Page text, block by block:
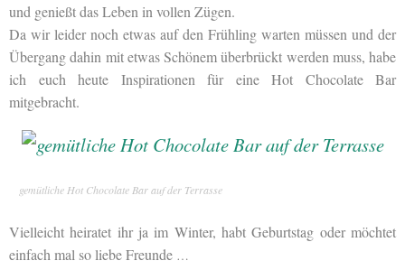
und genießt das Leben in vollen Zügen.
Da wir leider noch etwas auf den Frühling warten müssen und der
Übergang dahin mit etwas Schönem überbrückt werden muss, habe
ich euch heute Inspirationen für eine Hot Chocolate Bar
mitgebracht.
gemütliche Hot Chocolate Bar auf der Terrasse
Vielleicht heiratet ihr ja im Winter, habt Geburtstag oder möchtet
einfach mal so liebe Freunde …